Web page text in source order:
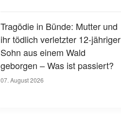
Tragödie in Bünde: Mutter und
ihr tödlich verletzter 12-jähriger
Sohn aus einem Wald
geborgen – Was ist passiert?
07. August 2026